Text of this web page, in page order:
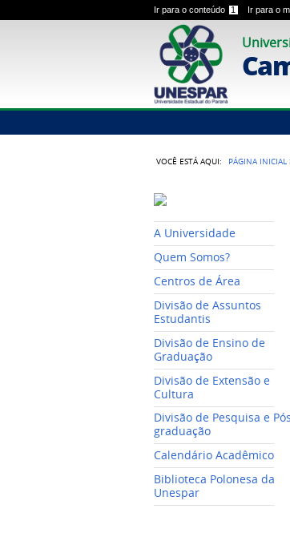
Ir para o conteúdo 1 Ir para o
VOCÊ ESTÁ AQUI: PÁGINA INICIAL
A Universidade
Quem Somos?
Centros de Área
Divisão de Assuntos
Estudantis
Divisão de Ensino de
Graduação
Divisão de Extensão e
Cultura
Divisão de Pesquisa e
graduação
Calendário Acadêmico
Biblioteca Polonesa da
Unespar